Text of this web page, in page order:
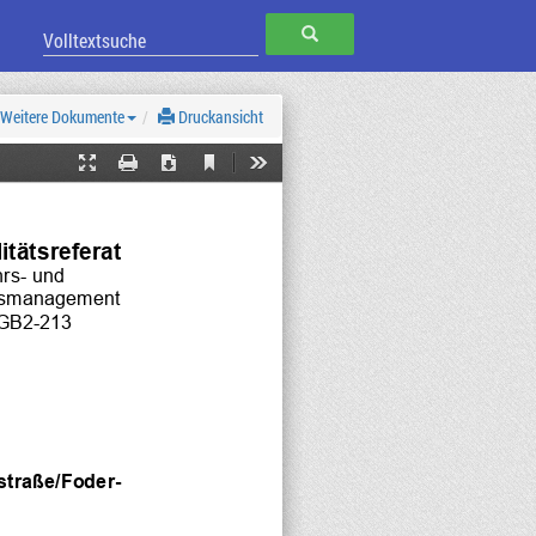
SUCHEN
Druckansicht
Weitere Dokumente
Presentation
Print Download
Current
Tools
Foder-
und
213